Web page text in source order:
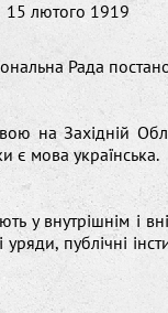
15 лютого 1919
Рада
на Західній
є мова українська.
у внутрішнім і
уряди, публічні